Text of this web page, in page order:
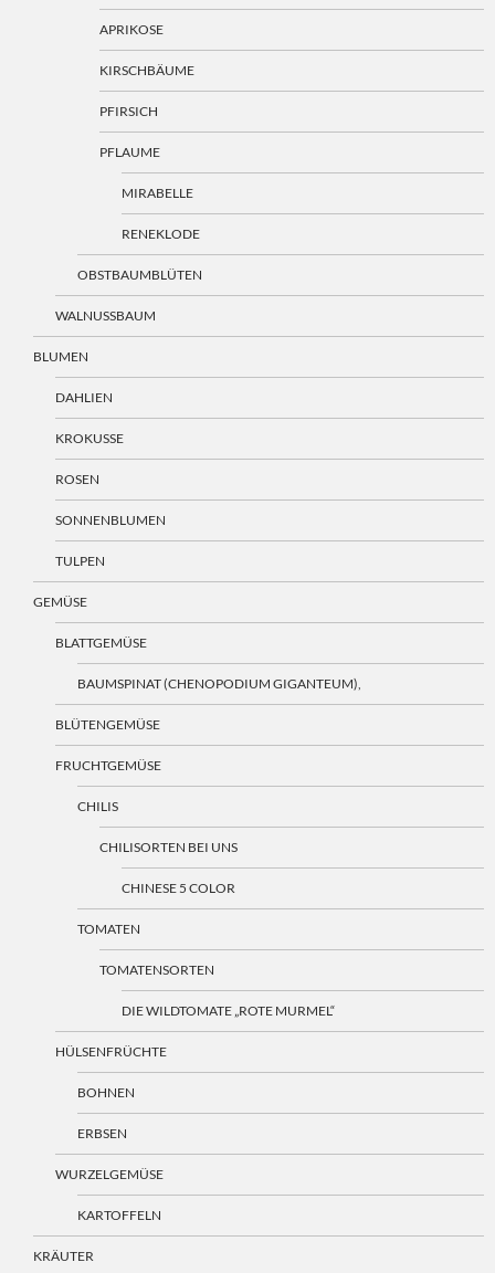
APRIKOSE
KIRSCHBÄUME
PFIRSICH
PFLAUME
MIRABELLE
RENEKLODE
OBSTBAUMBLÜTEN
WALNUSSBAUM
BLUMEN
DAHLIEN
KROKUSSE
ROSEN
SONNENBLUMEN
TULPEN
GEMÜSE
BLATTGEMÜSE
BAUMSPINAT (CHENOPODIUM GIGANTEUM),
BLÜTENGEMÜSE
FRUCHTGEMÜSE
CHILIS
CHILISORTEN BEI UNS
CHINESE 5 COLOR
TOMATEN
TOMATENSORTEN
DIE WILDTOMATE „ROTE MURMEL“
HÜLSENFRÜCHTE
BOHNEN
ERBSEN
WURZELGEMÜSE
KARTOFFELN
KRÄUTER